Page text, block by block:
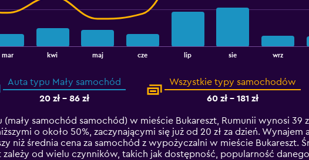
mar kwi maj cze lip sie wrz
Auta typu Mały samochód
20 zł - 86 zł
Wszystkie typy samochodów
60 zł - 181 zł
samochód samochód) w mieście Bukareszt, Rumunii wynosi 39
o około 50%, zaczynającymi się już od 20 zł za dzień. Wynajem
niż średnia cena za samochód z wypożyczalni w mieście Bukareszt.
od wielu czynników, takich jak dostępność, popularność